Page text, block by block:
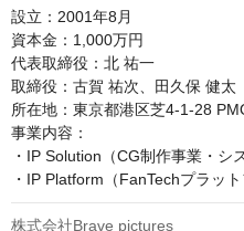
設立：2001年8月
資本金：1,000万円
代表取締役：北 祐一
取締役：古賀 祐次、田久保 健太
所在地：東京都港区芝4-1-28
事業内容：
・IP Solution（CG制作事業・シ
・IP Platform（FanTechプラット
株式会社Brave pictures